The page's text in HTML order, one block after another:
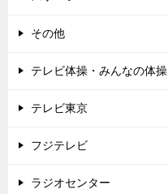
その他
テレビ体操・みんなの体操
テレビ東京
フジテレビ
ラジオセンター